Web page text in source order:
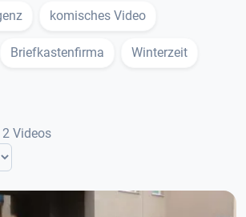
komisches Video
Briefkastenfirma Winterzeit
Videos